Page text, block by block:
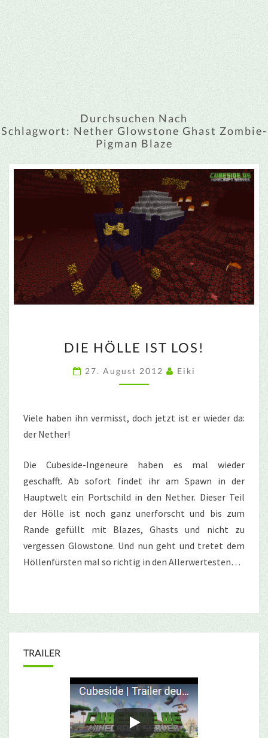
Durchsuchen Nach
Schlagwort: Nether Glowstone Ghast Zombie-
Pigman Blaze
HÖLLE
IST
LOS!
DIE HÖLLE IST LOS!
27. August 2012 Eiki
Viele haben ihn vermisst, doch jetzt ist er wieder da:
der Nether!
Die Cubeside-Ingeneure haben es mal wieder
geschafft. Ab sofort findet ihr am Spawn in der
Hauptwelt ein Portschild in den Nether. Dieser Teil
der Hölle ist noch ganz unerforscht und bis zum
Rande gefüllt mit Blazes, Ghasts und nicht zu
vergessen Glowstone. Und nun geht und tretet dem
Höllenfürsten mal so richtig in den Allerwertesten…
TRAILER